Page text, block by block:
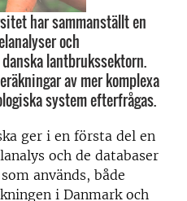
har sammanställt en
och
lantbrukssektorn.
av mer komplexa
system efterfrågas.
ger i en första del en
och de databaser
används, både
i Danmark och